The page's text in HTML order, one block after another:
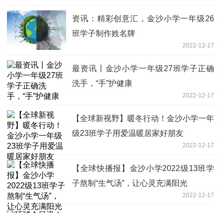
资讯：精彩创意汇，金沙小学一年级26
班学子制作姓名牌
2022-12-17
最资讯丨金沙小学一年级27班学子正确
洗手，“手”护健康
2022-12-17
【全球新视野】暖冬行动！金沙小学一年
级23班学子用爱温暖居家好朋友
2022-12-17
【全球快播报】金沙小学2022级13班学
子熬制“生气汤”，让心灵充满阳光
2022-12-17